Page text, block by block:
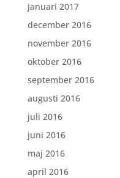
januari 2017
december 2016
november 2016
oktober 2016
september 2016
augusti 2016
juli 2016
juni 2016
maj 2016
april 2016